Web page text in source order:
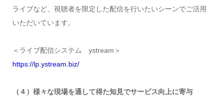
ライブなど、視聴者を限定した配信を行いたいシーンでご活用
いただいています。
＜ライブ配信システム ystream＞
https://lp.ystream.biz/
（４）様々な現場を通して得た知見でサービス向上に寄与